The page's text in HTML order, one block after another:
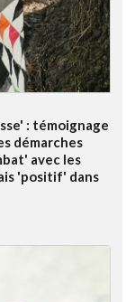
: témoignage
démarches
avec les
'positif' dans